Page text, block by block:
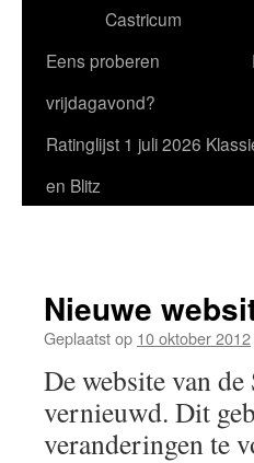
Castricum
Eens proberen
vrijdagavond?
Ratinglijst 1 juli 2026
en Blitz
Nieuwe
Geplaatst op 10 oktober 2012
De website van
vernieuwd. Dit
veranderingen te